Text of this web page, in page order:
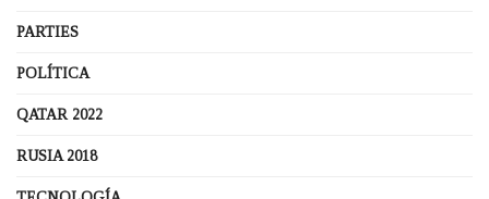
PARTIES
POLÍTICA
QATAR 2022
RUSIA 2018